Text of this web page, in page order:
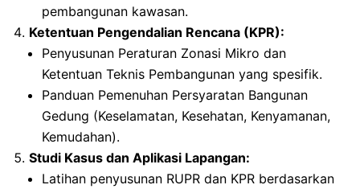
pembangunan kawasan.
Ketentuan Pengendalian Rencana (KPR):
Penyusunan Peraturan Zonasi Mikro dan
Ketentuan Teknis Pembangunan yang spesifik.
Panduan Pemenuhan Persyaratan Bangunan
Gedung (Keselamatan, Kesehatan, Kenyamanan,
Kemudahan).
Studi Kasus dan Aplikasi Lapangan:
Latihan penyusunan RUPR dan KPR berdasarkan